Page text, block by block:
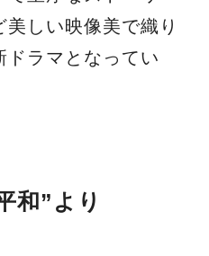
しい映像美で織り
ドラマとなってい
和”より